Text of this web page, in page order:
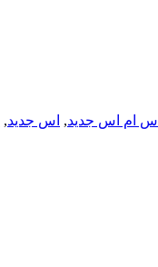
اس ام اس جدید, اس جدید,